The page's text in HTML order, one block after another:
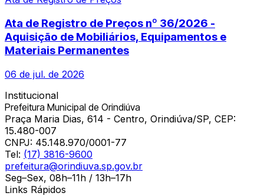
Ata de Registro de Preços nº 36/2026 -
Aquisição de Mobiliários, Equipamentos e
Materiais Permanentes
06 de jul. de 2026
Institucional
Prefeitura Municipal de Orindiúva
Praça Maria Dias, 614 - Centro, Orindiúva/SP, CEP:
15.480-007
CNPJ: 45.148.970/0001-77
Tel: (17) 3816-9600
prefeitura@orindiuva.sp.gov.br
Seg–Sex, 08h–11h / 13h–17h
Links Rápidos